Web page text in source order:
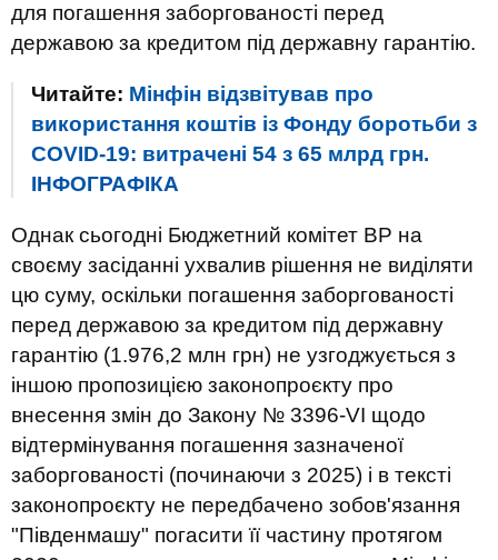
для погашення заборгованості перед
державою за кредитом під державну гарантію.
Читайте: Мінфін відзвітував про
використання коштів із Фонду боротьби з
COVID-19: витрачені 54 з 65 млрд грн.
ІНФОГРАФІКА
Однак сьогодні Бюджетний комітет ВР на
своєму засіданні ухвалив рішення не виділяти
цю суму, оскільки погашення заборгованості
перед державою за кредитом під державну
гарантію (1.976,2 млн грн) не узгоджується з
іншою пропозицією законопроєкту про
внесення змін до Закону № 3396-VI щодо
відтермінування погашення зазначеної
заборгованості (починаючи з 2025) і в тексті
законопроєкту не передбачено зобов'язання
"Південмашу" погасити її частину протягом